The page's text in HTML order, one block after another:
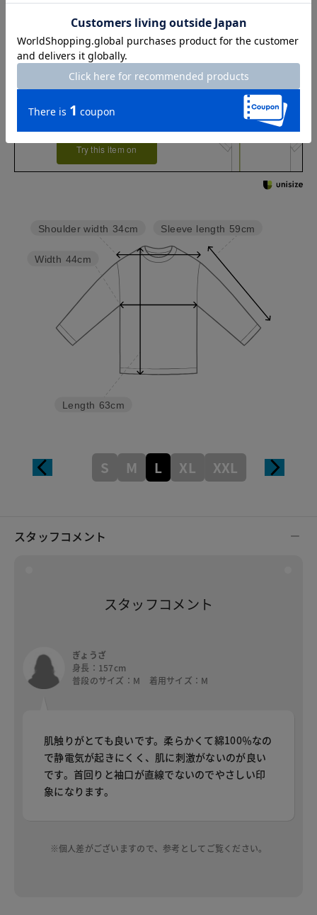
お店で試着する
チャット相談をする 店頭在庫を見る
Check the recommended size
Try this item on
Sleeve length 59cm
Length 63cm
Width 44cm
Shoulder width 34cm
S M L XL XXL
スタッフコメント
スタッフコメント
ぎょうざ
身長：157cm
普段のサイズ：M 着用サイズ：M
肌触りがとても良いです。柔らかくて綿100％なの
で静電気が起きにくく、肌に刺激がないのが良い
です。首回りと袖口が直線でないのでやさしい印
象になります。
※個人差がございますので、参考としてご覧ください。